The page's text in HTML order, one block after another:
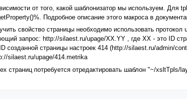
от того, какой шаблонизатор мы используем. Для
Подробное описание этого макроса в
свойство страницы необходимо использовать
запрос: httр://silaest.ru/upage/XX.YY , где XX - это ID
созданной страницы настроек 414 (httр://silaest.ru/admin/
silaest.ru/upage/414.metrika
страниц потребуется отредактировать шаблон "~/